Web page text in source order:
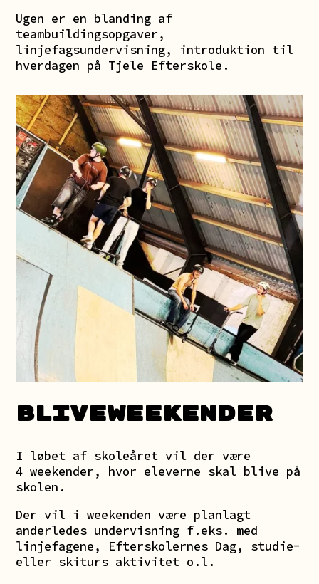
Ugen er en blanding af
teambuildingsopgaver,
linjefagsundervisning, introduktion til
hverdagen på Tjele Efterskole.
BLIVEWEEKENDER
I løbet af skoleåret vil der være
4 weekender, hvor eleverne skal blive på
skolen.
Der vil i weekenden være planlagt
anderledes undervisning f.eks. med
linjefagene, Efterskolernes Dag, studie-
eller skiturs aktivitet o.l.